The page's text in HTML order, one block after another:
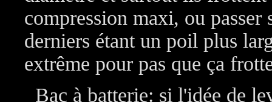
compression maxi, ou passer
derniers étant un poil plus
extrême pour pas que ça
Bac à batterie: si l'idée de